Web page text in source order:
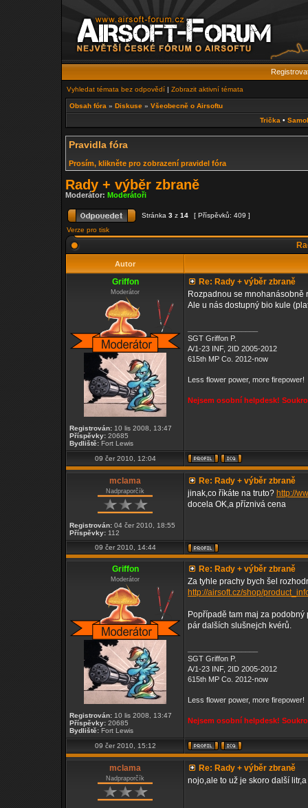
Vyhledat témata bez odpovědí | Zobrazit aktivní témata
Obsah fóra » Diskuse » Všeobecně o Airsoftu
Trička •
Pravidla fóra
Prosím, klikněte pro zobrazení pravidel fóra
Rady + výběr zbraně
Moderátor: Moderátoři
Stránka 3 z 14
[ Příspěvků: 409 ]
Verze pro tisk
Autor
Griffon
Moderátor
Registrován: 10 lis 2008, 13:47
Příspěvky: 20685
Bydliště: Fort Lewis
Re: Rady + výběr zbraně
Rozpadnou se mnohanásobně
Ale u nás dostupný bio kule
SGT Griffon P.
A/1-23 INF, 2ID 2005-2012
615th MP Co. 2012-now
Less flower power, more firepower!
Nejsem osobní helpdesk!
09 čer 2010, 12:04
mclama
Nadpraporčík
Registrován: 04 čer 2010, 18:55
Příspěvky: 112
Re: Rady + výběr zbraně
jinak,co říkáte na truto? http://
docela OK,a příznivá cena
09 čer 2010, 14:44
Griffon
Moderátor
Registrován: 10 lis 2008, 13:47
Příspěvky: 20685
Bydliště: Fort Lewis
Re: Rady + výběr zbraně
Za tyhle prachy bych šel
http://airsoft.cz/shop/
Popřípadě tam maj za
pár dalších slušnejch kvérů.
SGT Griffon P.
A/1-23 INF, 2ID 2005-2012
615th MP Co. 2012-now
Less flower power, more firepower!
Nejsem osobní helpdesk!
09 čer 2010, 15:12
mclama
Nadpraporčík
Re: Rady + výběr zbraně
nojo,ale to už je skoro další